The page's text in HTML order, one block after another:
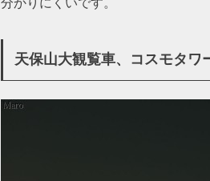
天保山大観覧車、コスモタワ